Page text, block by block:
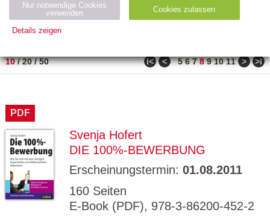
Neuerscheinung
Bestseller
PREIS
10/20/50 ǀ< < 5 6 7 8 9 10 11 > >ǀ
PDF
Svenja Hofert
DIE 100%-BEWERBUNG
Erscheinungstermin: 01.08.2011
160 Seiten
E-Book (PDF), 978-3-86200-452-2
Nur notwendige Cookies
verwenden
Cookies zulassen
Details zeigen
Name Zweck
Ty
ESSION
_ID
GV_CO
OKIES
gabal-
Speichert den Zustimmungsstatus des
Benutzers für Cookies auf der aktuellen
Domäne.